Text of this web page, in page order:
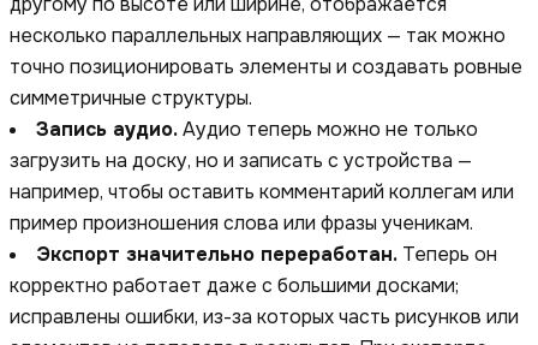
несколько параллельных направляющих — так можно
точно позиционировать элементы и создавать ровные
симметричные структуры.
Запись аудио.Аудио теперь можно не только
загрузить на доску, но и записать с устройства —
например, чтобы оставить комментарий коллегам или
пример произношения слова или фразы ученикам.
Экспорт значительно переработан. Теперь он
корректно работает даже с большими досками;
исправлены ошибки, из-за которых часть рисунков или